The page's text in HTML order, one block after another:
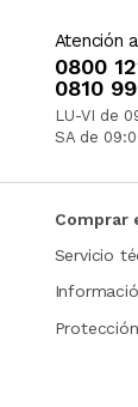
Atención
0800
0810
LU-VI de
SA de
Comprar
Servicio